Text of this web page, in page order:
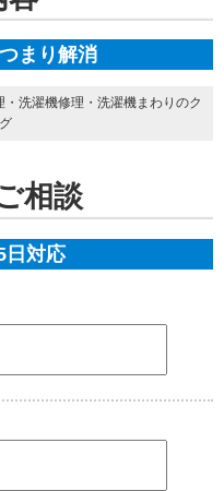
まり解消
洗濯機修理・洗濯機まわりのク
相談
日対応